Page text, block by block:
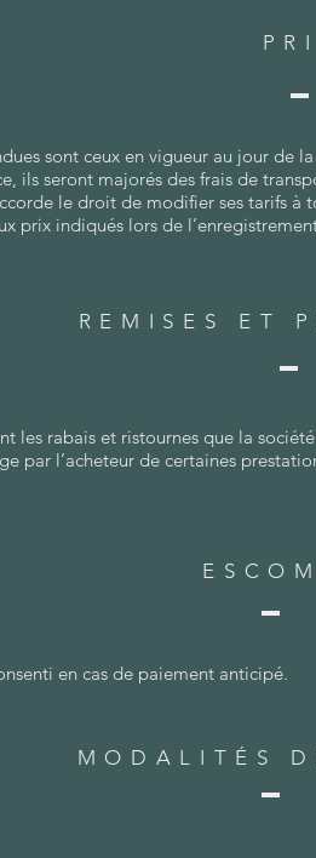
sont ceux en vigueur au jour de
ils seront majorés des frais de
le droit de modifier ses tarifs à
prix indiqués lors de
REMISES ET
les rabais et ristournes que la
par l’acheteur de certaines
en cas de paiement anticipé.
MODALITÉS